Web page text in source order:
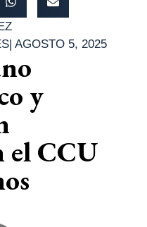
| AGOSTO 5, 2025
y
el CCU